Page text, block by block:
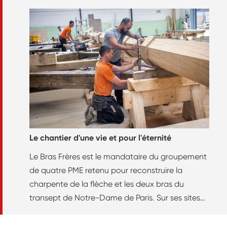
Le chantier d'une vie et pour l'éternité
Le Bras Frères est le mandataire du groupement
de quatre PME retenu pour reconstruire la
charpente de la flèche et les deux bras du
transept de Notre-Dame de Paris. Sur ses sites